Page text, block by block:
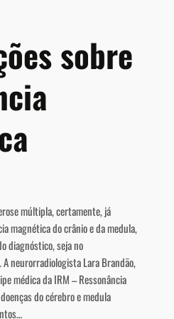
sobre
múltipla, certamente, já
magnética do crânio e da medula,
diagnóstico, seja no
neurorradiologista Lara Brandão,
médica da IRM – Ressonância
do cérebro e medula